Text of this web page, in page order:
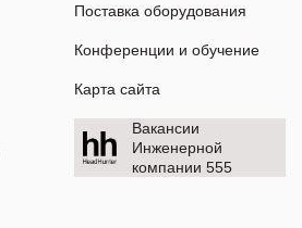
Поставка оборудования
Конференции и обучение
Карта сайта
Вакансии
Инженерной
компании 555